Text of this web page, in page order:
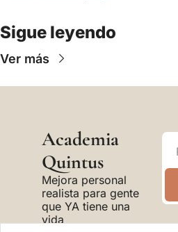
Sigue leyendo
Ver más
Academia
Quintus
Mejora personal
realista para gente
que YA tiene una
vida